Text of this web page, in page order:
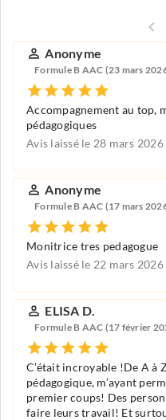
Anonyme
Formule B AAC (23 mars
Accompagnement au top,
pédagogiques
Avis laissé le 28 mars 2026
Anonyme
Formule B AAC (17 mars
Monitrice tres pedagogue
Avis laissé le 22 mars 2026
ELISA D.
Formule B AAC (17 février
C’était incroyable !De A à
pédagogique, m’ayant
premier coups! Des
faire leurs travail! Et